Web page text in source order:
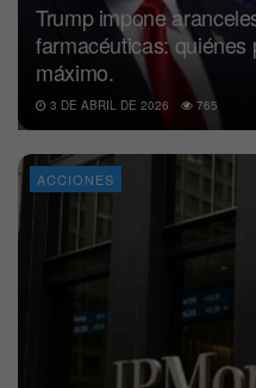
Trump impone
farmacéuticas: quiénes
máximo.
3 DE ABRIL DE 2026 765
ACCIONES